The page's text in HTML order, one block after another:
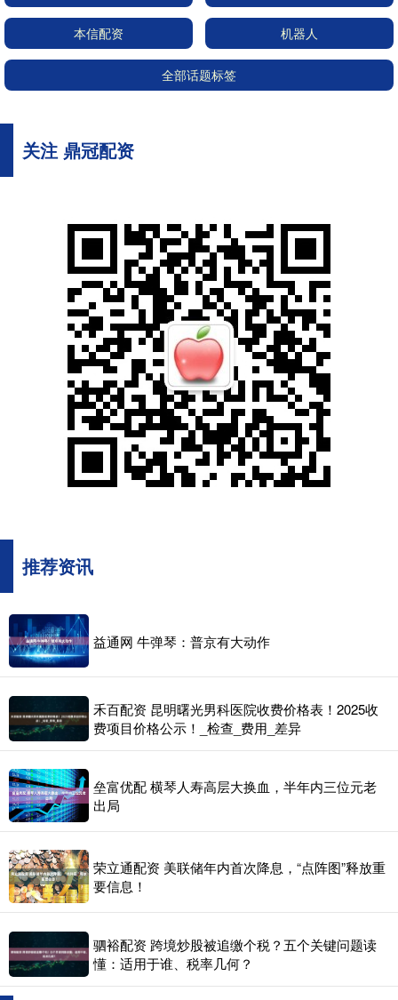
本信配资 机器人
全部话题标签
关注 鼎冠配资
推荐资讯
益通网 牛弹琴：普京有大动作
禾百配资 昆明曙光男科医院收费价格表！2025收
费项目价格公示！_检查_费用_差异
垒富优配 横琴人寿高层大换血，半年内三位元老
出局
荣立通配资 美联储年内首次降息，“点阵图”释放重
要信息！
驷裕配资 跨境炒股被追缴个税？五个关键问题读
懂：适用于谁、税率几何？